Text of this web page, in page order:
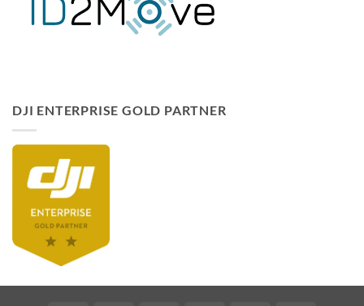
DJI ENTERPRISE GOLD PARTNER